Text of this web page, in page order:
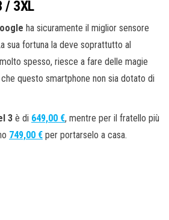
/ 3XL
ha sicuramente il miglior sensore
sua fortuna la deve soprattutto al
spesso, riesce a fare delle magie
questo smartphone non sia dotato di
3 è di 649,00 €, mentre per il fratello più
749,00 € per portarselo a casa.